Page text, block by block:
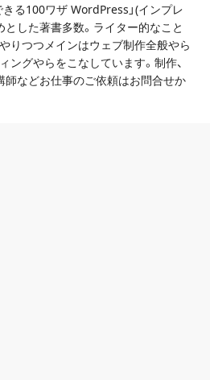
きる100ワザ WordPress」(インプレ
とした著書多数。ライター的なこと
りつつメインはウェブ制作全般やら
ングやらをこなしています。制作、
師などお仕事のご依頼はお問合せか